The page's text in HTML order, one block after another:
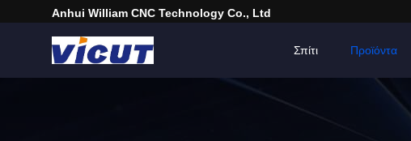
Anhui William CNC Technology Co., Ltd
Σπίτι Προϊόντα